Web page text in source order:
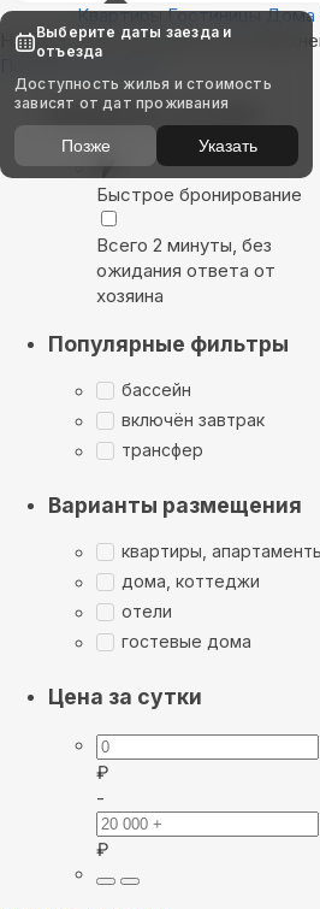
Квартиры Гостиницы Дома
Найдём, где остановиться в
Показать на карте
Выбирайте лучшее
Быстрое бронирование
Всего 2 минуты, без
ожидания ответа от
хозяина
Популярные фильтры
бассейн
включён завтрак
трансфер
Варианты размещения
квартиры,
дома, коттеджи
отели
гостевые дома
Цена за сутки
₽
-
₽
Выберите даты заезда и
отъезда
Доступность жилья и стоимость
зависят от дат проживания
Позже Указать